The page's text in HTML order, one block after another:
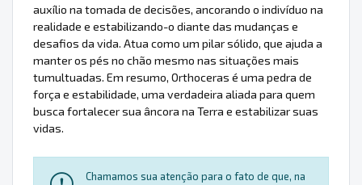
auxílio na tomada de decisões, ancorando o indivíduo na
realidade e estabilizando-o diante das mudanças e
desafios da vida. Atua como um pilar sólido, que ajuda a
manter os pés no chão mesmo nas situações mais
tumultuadas. Em resumo, Orthoceras é uma pedra de
força e estabilidade, uma verdadeira aliada para quem
busca fortalecer sua âncora na Terra e estabilizar suas
vidas.
Chamamos sua atenção para o fato de que, na